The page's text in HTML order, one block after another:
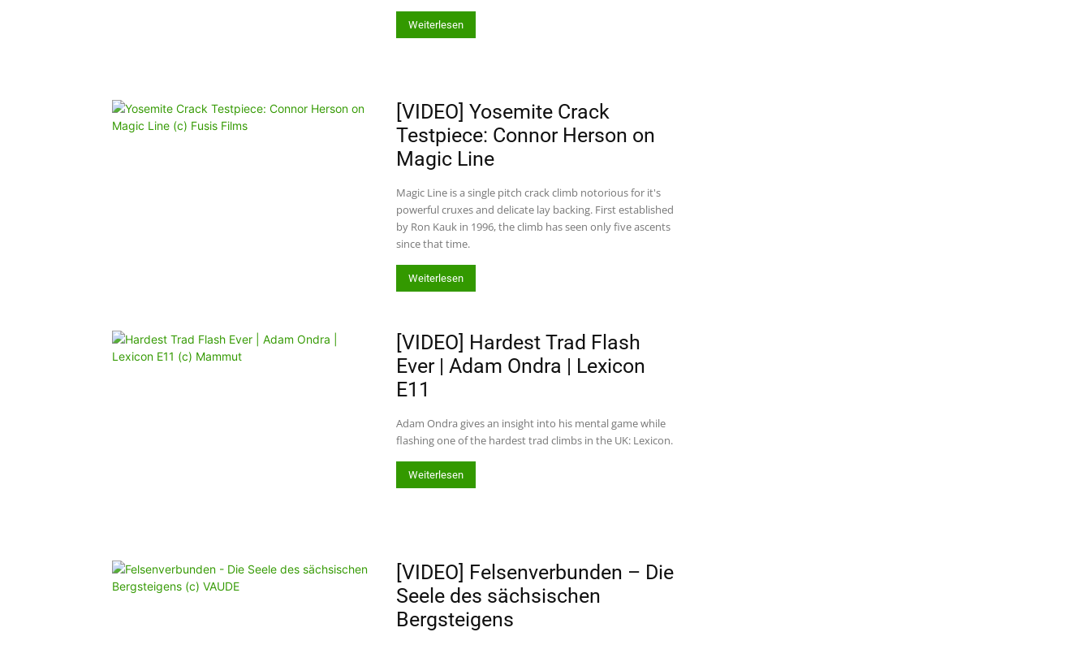
Weiterlesen
[VIDEO] Yosemite Crack
Testpiece: Connor Herson on
Magic Line
Magic Line is a single pitch crack climb notorious for it's
powerful cruxes and delicate lay backing. First established
by Ron Kauk in 1996, the climb has seen only five ascents
since that time.
Weiterlesen
[VIDEO] Hardest Trad Flash
Ever | Adam Ondra | Lexicon
E11
Adam Ondra gives an insight into his mental game while
flashing one of the hardest trad climbs in the UK: Lexicon.
Weiterlesen
[VIDEO] Felsenverbunden – Die
Seele des sächsischen
Bergsteigens